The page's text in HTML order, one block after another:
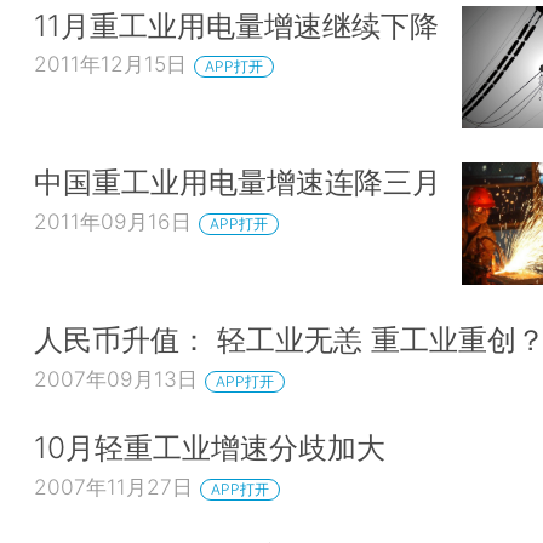
11月重工业用电量增速继续下降
2011年12月15日 APP打开
中国重工业用电量增速连降三月
2011年09月16日 APP打开
人民币升值： 轻工业无恙 重工业重创
2007年09月13日 APP打开
10月轻重工业增速分歧加大
2007年11月27日 APP打开